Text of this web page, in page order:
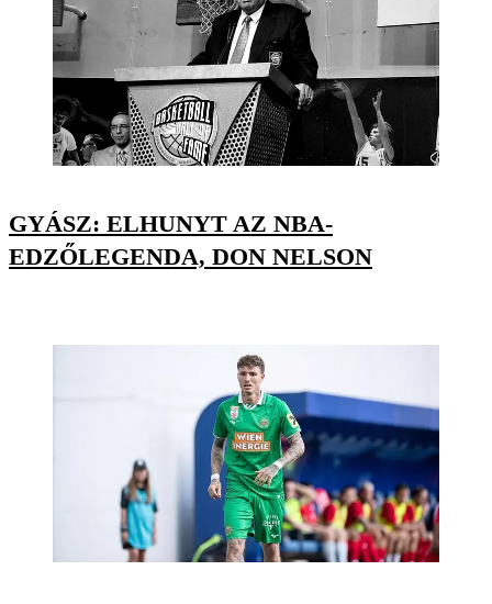
GYÁSZ: ELHUNYT AZ NBA-
EDZŐLEGENDA, DON NELSON